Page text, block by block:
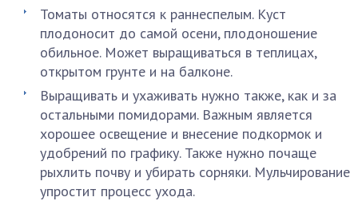
Томаты относятся к раннеспелым. Куст
плодоносит до самой осени, плодоношение
обильное. Может выращиваться в теплицах,
открытом грунте и на балконе.
Выращивать и ухаживать нужно также, как и за
остальными помидорами. Важным является
хорошее освещение и внесение подкормок и
удобрений по графику. Также нужно почаще
рыхлить почву и убирать сорняки. Мульчирование
упростит процесс ухода.